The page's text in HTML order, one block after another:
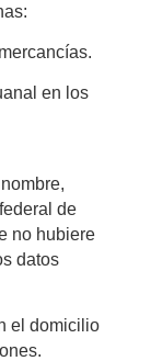
en los
de
no hubiere
datos
el domicilio